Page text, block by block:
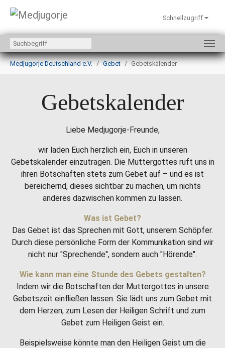
Zum Hauptinhalt springen
Schnellzugriff
Sie sind hier:
Medjugorje Deutschland e.V.
Gebet Gebetskalender
Gebetskalender
Liebe Medjugorje-Freunde,
wir laden Euch herzlich ein, Euch in unseren
Gebetskalender einzutragen. Die Muttergottes ruft uns in
ihren Botschaften stets zum Gebet auf – und es ist
bereichernd, dieses sichtbar zu machen, um nichts
anderes dazwischen kommen zu lassen.
Was ist Gebet?
Das Gebet ist das Sprechen mit Gott, unserem Schöpfer.
Durch diese persönliche Form der Kommunikation sind wir
nicht nur "Sprechende", sondern auch "Hörende".
Wie kann man eine Stunde des Gebets gestalten?
Indem wir die Botschaften der Muttergottes in unsere
Gebetszeit einfließen lassen. Sie lädt uns zum Gebet mit
dem Herzen, zum Lesen der Heiligen Schrift und zum
Gebet zum Heiligen Geist ein.
Beispielsweise könnte man den Heiligen Geist um die